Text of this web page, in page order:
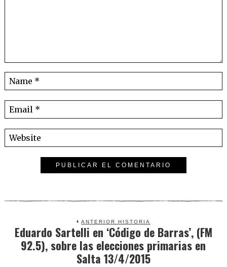
ANTERIOR HISTORIA
Previous
post:
Eduardo Sartelli en ‘Código de Barras’, (FM
92.5), sobre las elecciones primarias en
Salta 13/4/2015